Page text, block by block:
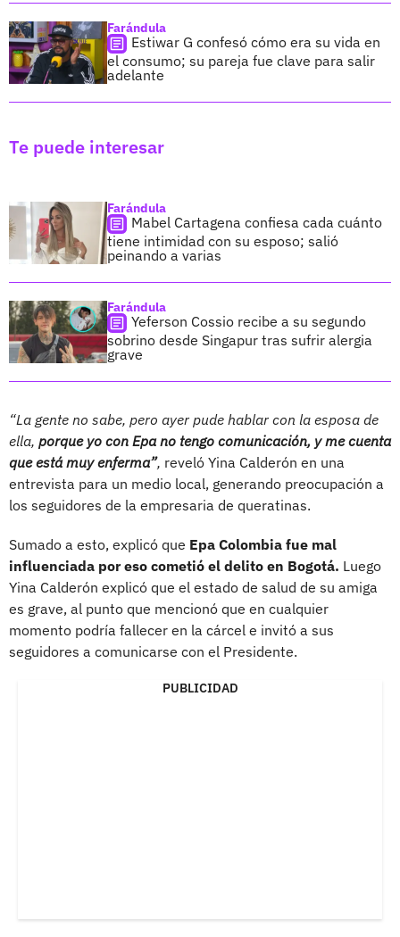
Farándula
Estiwar G confesó cómo era su vida en
el consumo; su pareja fue clave para salir
adelante
Te puede interesar
Farándula
Mabel Cartagena confiesa cada cuánto
tiene intimidad con su esposo; salió
peinando a varias
Farándula
Yeferson Cossio recibe a su segundo
sobrino desde Singapur tras sufrir alergia
grave
“La gente no sabe, pero ayer pude hablar con la esposa de
ella, porque yo con Epa no tengo comunicación, y me cuenta
que está muy enferma”, reveló Yina Calderón en una
entrevista para un medio local, generando preocupación a
los seguidores de la empresaria de queratinas.
Sumado a esto, explicó que Epa Colombia fue mal
influenciada por eso cometió el delito en Bogotá. Luego
Yina Calderón explicó que el estado de salud de su amiga
es grave, al punto que mencionó que en cualquier
momento podría fallecer en la cárcel e invitó a sus
seguidores a comunicarse con el Presidente.
PUBLICIDAD